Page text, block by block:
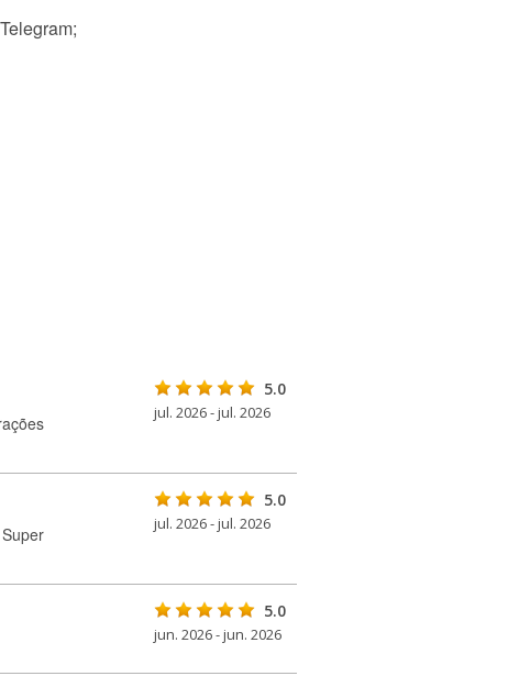
5.0
jul. 2026 - jul. 2026
5.0
jul. 2026 - jul. 2026
5.0
jun. 2026 - jun. 2026